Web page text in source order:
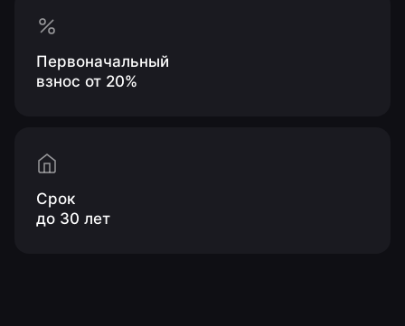
Первоначальный
взнос от 20%
Срок
до 30 лет